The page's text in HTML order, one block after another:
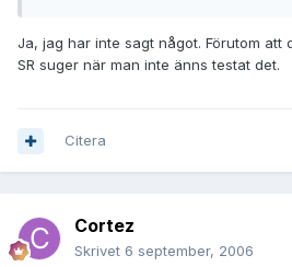
Ja, jag har inte sagt något. Förutom att
SR suger när man inte änns testat det.
Citera
Cortez
Skrivet 6 september, 2006